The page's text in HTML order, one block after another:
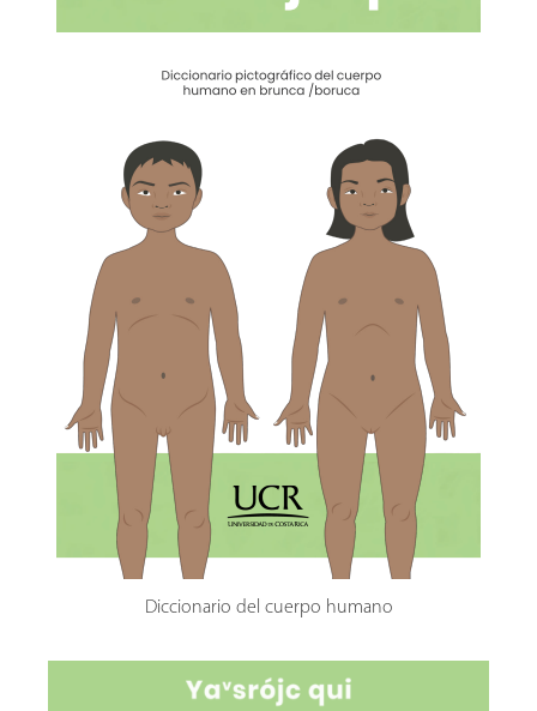
Diccionario del cuerpo humano